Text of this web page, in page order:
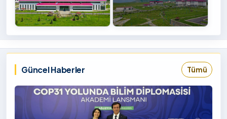
İçin
Tıklayınız
Güncel Haberler Tümü